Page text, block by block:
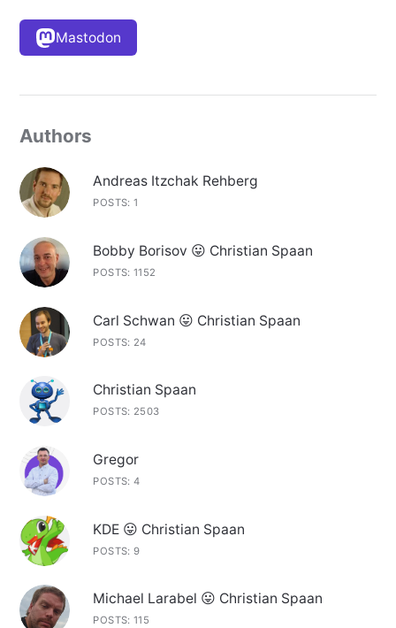
Mastodon
Authors
Andreas Itzchak Rehberg
POSTS: 1
Bobby Borisov 😛 Christian Spaan
POSTS: 1152
Carl Schwan 😛 Christian Spaan
POSTS: 24
Christian Spaan
POSTS: 2503
Gregor
POSTS: 4
KDE 😛 Christian Spaan
POSTS: 9
Michael Larabel 😛 Christian Spaan
POSTS: 115